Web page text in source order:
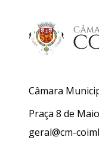
Câmara
Praça 8 de
geral@cm-